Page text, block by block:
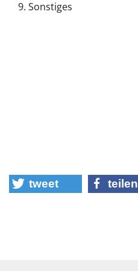
Sonstiges
tweet teilen